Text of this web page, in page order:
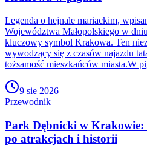
Legenda o hejnale mariackim,
Województwa Małopolskiego w
kluczowy symbol Krakowa. Ten
wywodzący się z czasów najazdu
tożsamość mieszkańców miasta.W
9 sie 2026
Przewodnik
Park Dębnicki w
po atrakcjach i historii